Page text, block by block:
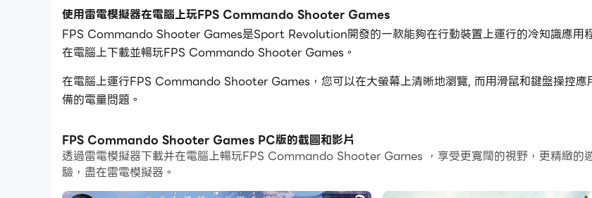
使用雷電模擬器在電腦上玩FPS Commando Shooter Games
FPS Commando Shooter Games是Sport Revolution開發的一款能夠在行動裝置上運行的冷知識應用
在電腦上下載並暢玩FPS Commando Shooter Games。
在電腦上運行FPS Commando Shooter Games，您可以在大螢幕上清晰地瀏覽, 而用滑鼠和鍵盤操控應
備的電量問題。
通過多開和同步功能，你甚至可以在PC上運行多個應用程式和帳戶。
而文件互傳功能讓分享圖像、影片和文件也變得非常容易。
下載FPS Commando Shooter Games並在PC上運行。享受PC端的大螢幕和高畫質畫質吧!
FPS Commando Shooter Games PC版的截圖和影片
透過雷電模擬器下載并在電腦上暢玩FPS Commando Shooter Games ，享受更寬闊的視野，更精緻的
驗，盡在雷電模擬器。